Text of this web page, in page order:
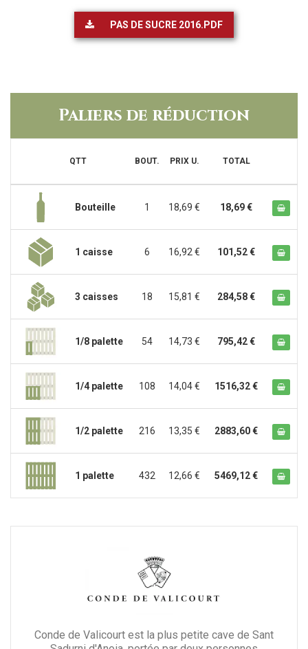
PAS DE SUCRE 2016.PDF
Paliers de réduction
QTT BOUT. PRIX U. TOTAL
Bouteille 1 18,69 € 18,69 €
1 caisse 6 16,92 € 101,52 €
3 caisses 18 15,81 € 284,58 €
1/8 palette 54 14,73 € 795,42 €
1/4 palette 108 14,04 € 1516,32 €
1/2 palette 216 13,35 € 2883,60 €
1 palette 432 12,66 € 5469,12 €
Conde de Valicourt est la plus petite cave de Sant